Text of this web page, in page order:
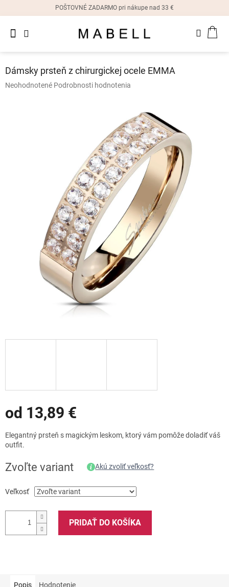
POŠTOVNÉ ZADARMO pri nákupe nad 33 €
Dámske
náušnice
Dámsky prsteň z chirurgickej ocele EMMA
Priemerné
Neohodnotené Podrobnosti hodnotenia
od 13,89 €
cena:
Elegantný prsteň s magickým leskom, ktorý vám pomôže doladiť váš
outfit.
Zvoľte variant Akú zvoliť veľkosť?
Veľkosť
PRIDAŤ DO KOŠÍKA
Popis Hodnotenie